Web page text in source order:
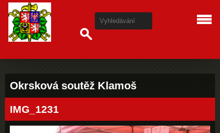
Okrsková soutěž Klamoš
IMG_1231